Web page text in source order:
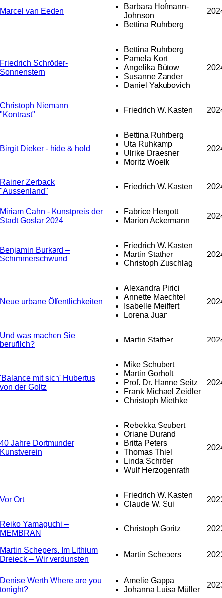
Marcel van Eeden
Barbara Hofmann-
Johnson
Bettina Ruhrberg
Friedrich Schröder-
Sonnenstern
Bettina Ruhrberg
Pamela Kort
Angelika Bütow
Susanne Zander
Daniel Yakubovich
Christoph Niemann
"Kontrast"
Friedrich W. Kasten
Birgit Dieker - hide & hold
Bettina Ruhrberg
Uta Ruhkamp
Ulrike Draesner
Moritz Woelk
Rainer Zerback
"Aussenland"
Friedrich W. Kasten
Miriam Cahn - Kunstpreis der
Stadt Goslar 2024
Fabrice Hergott
Marion Ackermann
Benjamin Burkard –
Schimmerschwund
Friedrich W. Kasten
Martin Stather
Christoph Zuschlag
Neue urbane Öffentlichkeiten
Alexandra Pirici
Annette Maechtel
Isabelle Meiffert
Lorena Juan
Und was machen Sie
beruflich?
Martin Stather
'Balance mit sich' Hubertus
von der Goltz
Mike Schubert
Martin Gorholt
Prof. Dr. Hanne Seitz
Frank Michael Zeidler
Christoph Miethke
40 Jahre Dortmunder
Kunstverein
Rebekka Seubert
Oriane Durand
Britta Peters
Thomas Thiel
Linda Schröer
Wulf Herzogenrath
Vor Ort
Friedrich W. Kasten
Claude W. Sui
Reiko Yamaguchi –
MEMBRAN
Christoph Goritz
Martin Schepers. Im Lithium
Dreieck – Wir verdunsten
Martin Schepers
Denise Werth Where are you
tonight?
Amelie Gappa
Johanna Luisa Müller